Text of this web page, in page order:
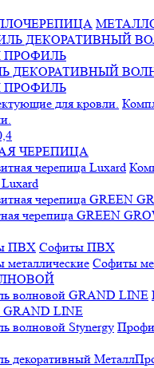
ДЕКОРАТИВНЫЙ
ПРОФИЛЬ
ЧЕРЕПИЦА
черепица GREEN
Софиты ПВХ
Софиты
GRAND LINE